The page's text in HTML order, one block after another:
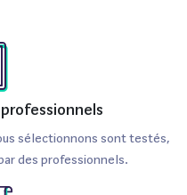
sélectionnons sont testés,
des professionnels.